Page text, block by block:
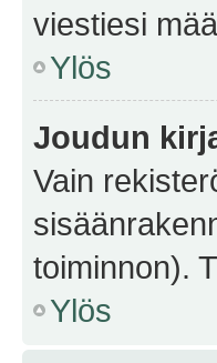
viestiesi
Ylös
Joudun
Vain
toiminnon).
Ylös